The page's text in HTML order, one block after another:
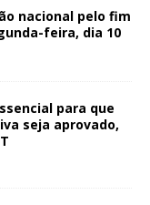
nacional pelo fim
feira, dia 10
para que
seja aprovado,